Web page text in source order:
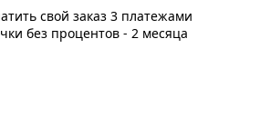
свой заказ 3 платежами
без процентов - 2 месяца